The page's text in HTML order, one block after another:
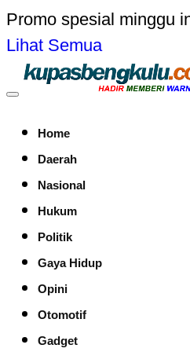
Promo spesial minggu
Lihat Semua
Home
Daerah
Nasional
Hukum
Politik
Gaya Hidup
Opini
Otomotif
Gadget